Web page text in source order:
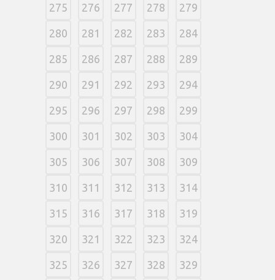
275 276 277 278 279
280 281 282 283 284
285 286 287 288 289
290 291 292 293 294
295 296 297 298 299
300 301 302 303 304
305 306 307 308 309
310 311 312 313 314
315 316 317 318 319
320 321 322 323 324
325 326 327 328 329